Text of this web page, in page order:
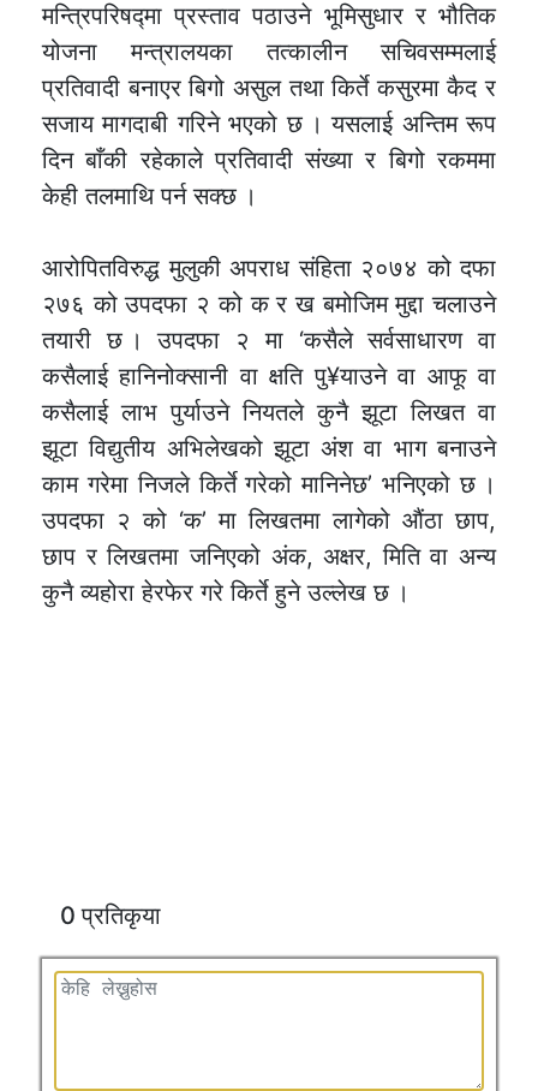
मन्त्रिपरिषद्मा प्रस्ताव पठाउने भूमिसुधार र भौतिक
योजना मन्त्रालयका तत्कालीन सचिवसम्मलाई
प्रतिवादी बनाएर बिगो असुल तथा किर्ते कसुरमा कैद र
सजाय मागदाबी गरिने भएको छ । यसलाई अन्तिम रूप
दिन बाँकी रहेकाले प्रतिवादी संख्या र बिगो रकममा
केही तलमाथि पर्न सक्छ ।
आरोपितविरुद्ध मुलुकी अपराध संहिता २०७४ को दफा
२७६ को उपदफा २ को क र ख बमोजिम मुद्दा चलाउने
तयारी छ । उपदफा २ मा ‘कसैले सर्वसाधारण वा
कसैलाई हानिनोक्सानी वा क्षति पु¥याउने वा आफू वा
कसैलाई लाभ पुर्याउने नियतले कुनै झूटा लिखत वा
झूटा विद्युतीय अभिलेखको झूटा अंश वा भाग बनाउने
काम गरेमा निजले किर्ते गरेको मानिनेछ’ भनिएको छ ।
उपदफा २ को ‘क’ मा लिखतमा लागेको औंठा छाप,
छाप र लिखतमा जनिएको अंक, अक्षर, मिति वा अन्य
कुनै व्यहोरा हेरफेर गरे किर्ते हुने उल्लेख छ ।
0 प्रतिकृया